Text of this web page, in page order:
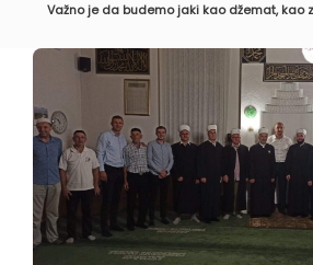
Važno je da budemo jaki kao džemat, kao